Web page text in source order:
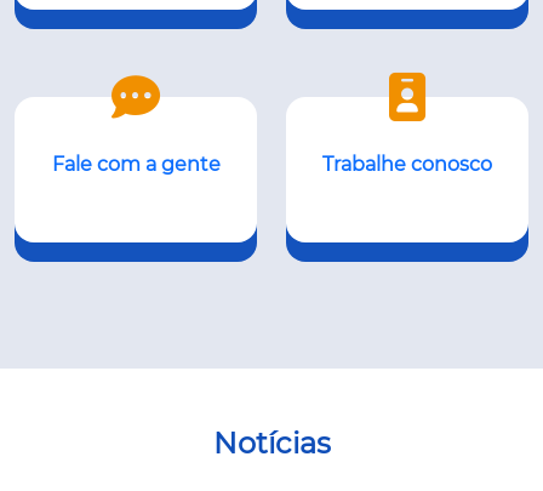
Fale com a gente Trabalhe conosco
Notícias